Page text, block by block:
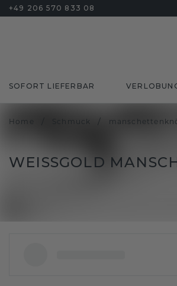
+49 206 570 833 08
SOFORT LIEFERBAR
Home Schmuck /
WEISSGOLD